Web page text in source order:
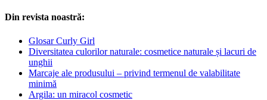
Din revista noastră:
Glosar Curly Girl
Diversitatea culorilor naturale: cosmetice naturale și lacuri de
unghii
Marcaje ale produsului – privind termenul de valabilitate
minimă
Argila: un miracol cosmetic